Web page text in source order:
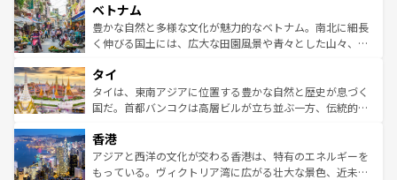
参照してほしい。
容にもいいと評判のスイーツなど、バラエティ豊かな料理
が味わえる。 なお、新着の台湾情報は コンテンツ一覧を参
照してほしい。
き、地方に足を延ばせば四季折々の自然美を楽しむことが
できる。そして、キムチや焼肉、絶品のストリートフード
まで、さまざまな韓国料理が待っている。夜には、韓国な
リティに包まれながら、韓国の多彩な魅力を心ゆくまで味
わってみてほしい。 なお、新着の韓国情報はコンテンツ一
覧を参照してほしい。
ベトナム
豊かな自然と多様な文化が魅力的なベトナム。南北に細長
く伸びる国土には、広大な田園風景や青々とした山々、世
急速な発展と共に伝統が息づく。ハノイの古い町並みやホ
ーチミン市のフランス統治時代の建物も、独特の雰囲気を
醸し出している。また、バラエティの豊かさとおいしさで
とつ。フォーやバインミー、ベトナムコーヒーなどは、ぜ
ひ現地で味わいたい。どの地域を訪れてもあたたかい人々
が旅行者を迎えてくれるので、きっと忘れられない旅にな
タイ
タイは、東南アジアに位置する豊かな自然と歴史が息づく
国だ。首都バンコクは高層ビルが立ち並ぶ一方、伝統的な
の活気が交差している。北部ではチェンマイなどの山岳地
帯で自然と触れ合い、南部ではプーケットやクラビの美し
いビーチでリゾート気分を楽しむことができる。タイ料理
香港
アジアと西洋の文化が交わる香港は、特有のエネルギーを
もっている。ヴィクトリア湾に広がる壮大な景色、近未来